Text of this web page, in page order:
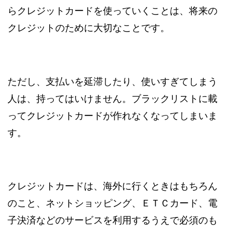
らクレジットカードを使っていくことは、将来の
クレジットのために大切なことです。
ただし、支払いを延滞したり、使いすぎてしまう
人は、持ってはいけません。ブラックリストに載
ってクレジットカードが作れなくなってしまいま
す。
クレジットカードは、海外に行くときはもちろん
のこと、ネットショッピング、ＥＴＣカード、電
子決済などのサービスを利用するうえで必須のも